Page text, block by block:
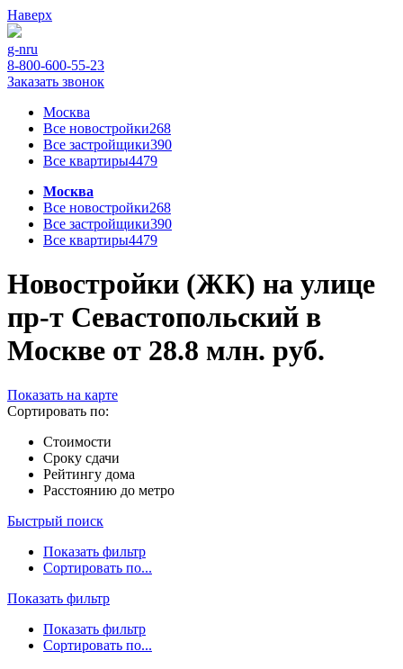
Наверх
g-nru
8-800-600-55-23
Заказать звонок
Москва
Все новостройки268
Все застройщики390
Все квартиры4479
Москва
Все новостройки268
Все застройщики390
Все квартиры4479
Новостройки (ЖК) на улице
пр-т Севастопольский в
Москве от 28.8 млн. руб.
Показать на карте
Сортировать по:
Стоимости
Сроку сдачи
Рейтингу дома
Расстоянию до метро
Быстрый поиск
Показать фильтр
Сортировать по...
Показать фильтр
Показать фильтр
Сортировать по...